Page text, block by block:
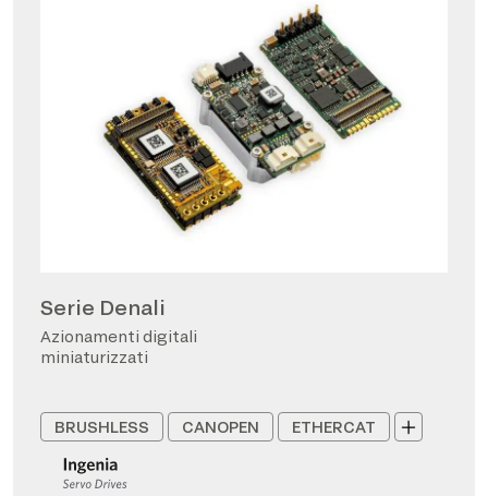
Serie Denali
Azionamenti digitali
miniaturizzati
BRUSHLESS CANOPEN ETHERCAT